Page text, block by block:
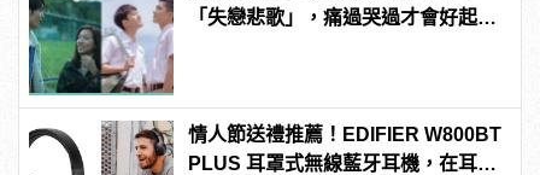
「失戀悲歌」，痛過哭過才會好起
情人節送禮推薦！EDIFIER W800BT
PLUS 耳罩式無線藍牙耳機，在耳邊